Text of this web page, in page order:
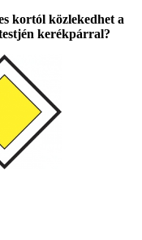
kortól közlekedhet a
kerékpárral?